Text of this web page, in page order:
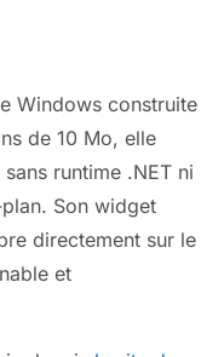
Windows construite
de 10 Mo, elle
runtime .NET ni
Son widget
directement sur le
et